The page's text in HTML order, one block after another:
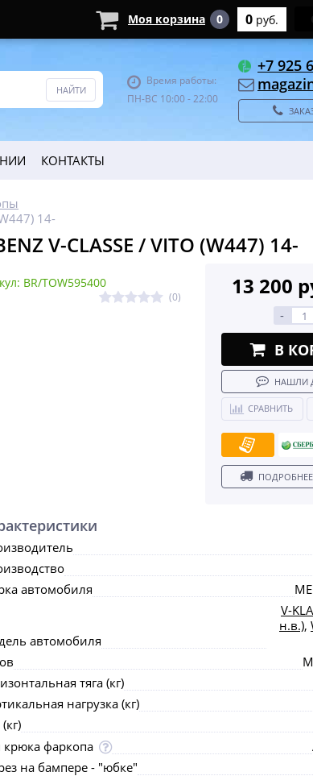
Время работы:
ПН-ВС 10:00 - 22:00
+7 925
КОНТАКТЫ
14-
V-CLASSE / VITO (W447) 14-
BR/TOW595400
(0) 13 200
-
В
НАШЛИ
СРАВНИТЬ
автомобиля
автомобиля
V-
н.в.),
тяга (кг)
нагрузка (кг)
крюка фаркопа
на бампере - "юбке"
Моя корзина 0 0 руб.